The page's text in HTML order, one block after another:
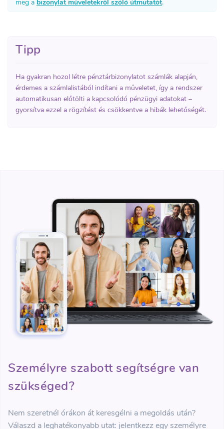
meg a bizonylat műveletekről szóló útmutatót.
Tipp
Ha gyakran hozol létre pénztárbizonylatot számlák alapján,
érdemes a számlalistából indítani a műveletet, így a rendszer
automatikusan előtölti a kapcsolódó pénzügyi adatokat –
gyorsítva ezzel a rögzítést és csökkentve a hibák lehetőségét.
Személyre szabott segítségre van
szükséged?
Nem szeretnél órákon át keresgélni a megoldás után?
Válaszd a leghatékonyabb utat: jelentkezz egy személyre